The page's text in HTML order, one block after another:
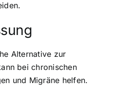
Alternative zur
bei chronischen
und Migräne helfen.